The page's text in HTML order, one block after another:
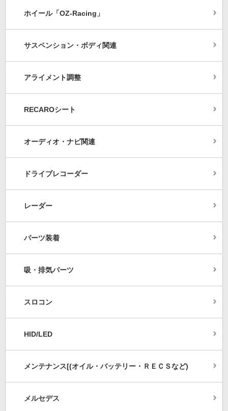
ホイール「OZ-Racing」
サスペンション・ボディ関連
アライメント調整
RECAROシート
オーディオ・ナビ関連
ドライブレコーダー
レーダー
パーツ装着
吸・排気パーツ
スロコン
HID/LED
メンテナンス[(オイル・バッテリー・ＲＥＣＳなど)
メルセデス